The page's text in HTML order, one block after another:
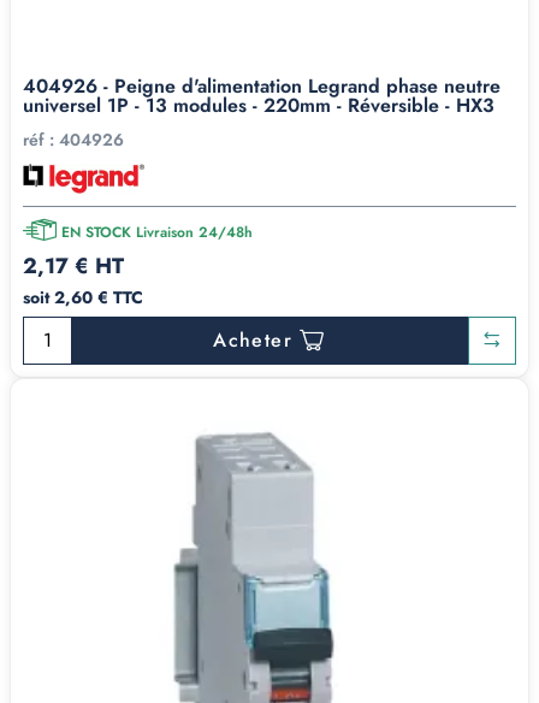
404926 - Peigne d'alimentation Legrand phase neutre
universel 1P - 13 modules - 220mm - Réversible - HX3
réf : 404926
EN STOCK Livraison 24/48h
2,17 € HT
soit 2,60 € TTC
Acheter